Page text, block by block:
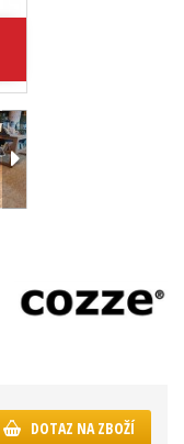
DOTAZ NA ZBOŽÍ